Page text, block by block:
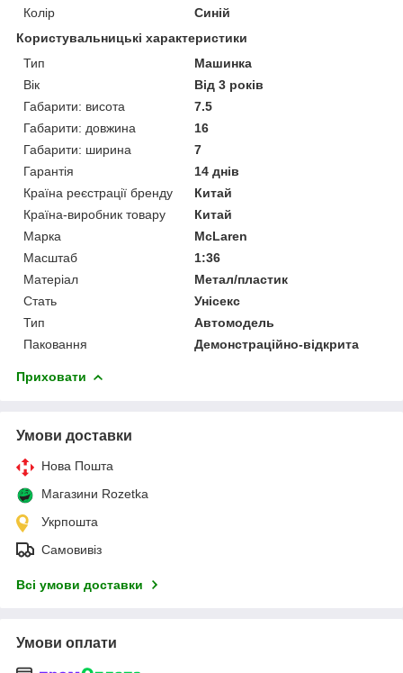
Колір
Синій
Користувальницькі характеристики
Тип
Машинка
Вік
Від 3 років
Габарити: висота
7.5
Габарити: довжина
16
Габарити: ширина
7
Гарантія
14 днів
Країна реєстрації бренду
Китай
Країна-виробник товару
Китай
Марка
McLaren
Масштаб
1:36
Матеріал
Метал/пластик
Стать
Унісекс
Тип
Автомодель
Паковання
Демонстраційно-відкрита
Приховати
Умови доставки
Нова Пошта
Магазини Rozetka
Укрпошта
Самовивіз
Всі умови доставки
Умови оплати